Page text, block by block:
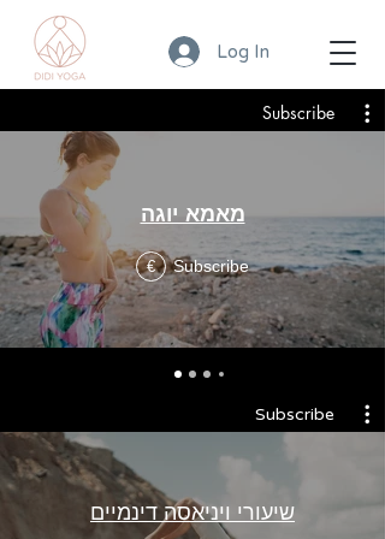
Log In
Subscribe
מאמא יוגה
€ Subscribe
Subscribe
שיעורי ויניאסה דינמיים